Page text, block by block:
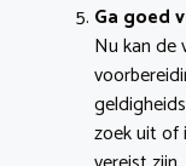
Ga goed
Nu kan de
zoek uit of